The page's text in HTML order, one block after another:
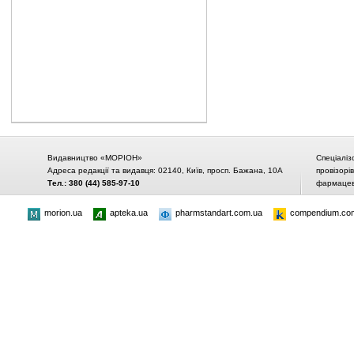
Видавництво «МОРІОН»
Адреса редакції та видавця: 02140, Київ, просп. Бажана, 10А
Тел.: 380 (44) 585-97-10
morion.ua apteka.ua pharmstandart.com.ua